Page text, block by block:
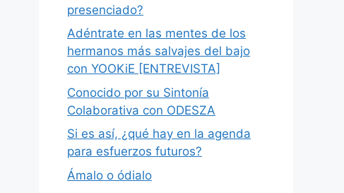
presenciado?
Adéntrate en las mentes de los
hermanos más salvajes del bajo
con YOOKiE [ENTREVISTA]
Conocido por su Sintonía
Colaborativa con ODESZA
Si es así, ¿qué hay en la agenda
para esfuerzos futuros?
Ámalo o ódialo